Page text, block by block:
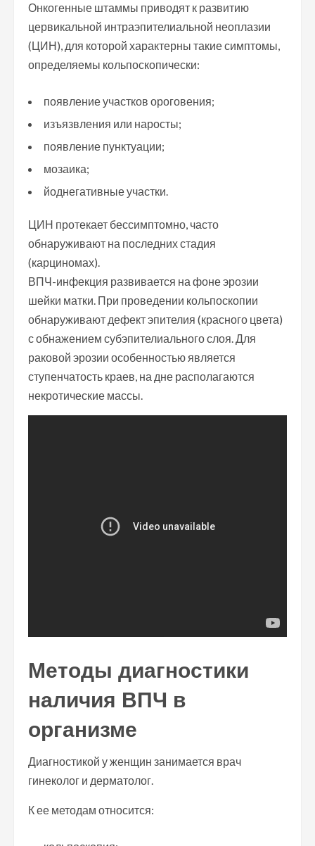
Онкогенные штаммы приводят к развитию
цервикальной интраэпителиальной неоплазии
(ЦИН), для которой характерны такие симптомы,
определяемы кольпоскопически:
появление участков ороговения;
изъязвления или наросты;
появление пунктуации;
мозаика;
йоднегативные участки.
ЦИН протекает бессимптомно, часто
обнаруживают на последних стадия
(карциномах).
ВПЧ-инфекция развивается на фоне эрозии
шейки матки. При проведении кольпоскопии
обнаруживают дефект эпителия (красного цвета)
с обнажением субэпителиального слоя. Для
раковой эрозии особенностью является
ступенчатость краев, на дне располагаются
некротические массы.
Методы диагностики
наличия ВПЧ в
организме
Диагностикой у женщин занимается врач
гинеколог и дерматолог.
К ее методам относится: